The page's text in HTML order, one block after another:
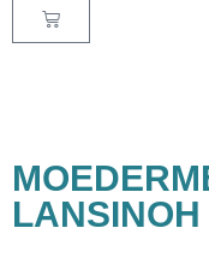
LANSINOH